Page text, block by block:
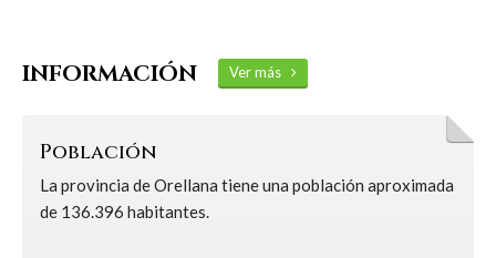
INFORMACIÓN Ver más
Población
La provincia de Orellana tiene una población aproximada
de 136.396 habitantes.